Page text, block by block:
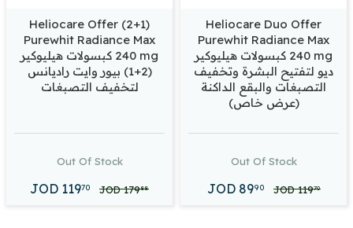
Heliocare Duo Offer
Purewhit Radiance Max
240 mg كبسولات هيليوكير
ديو لتفتيح البشرة وتخفيف
التصبغات والبقع الداكنة
(عرض خاص)
Out Of Stock
JOD11970
JOD8990
Heliocare Offer (2+1)
Purewhit Radiance Max
240 mg كبسولات هيليوكير
(2+1) بيور وايت راديانس
لتخفيف التصبغات
Out Of Stock
JOD17988
JOD 11970